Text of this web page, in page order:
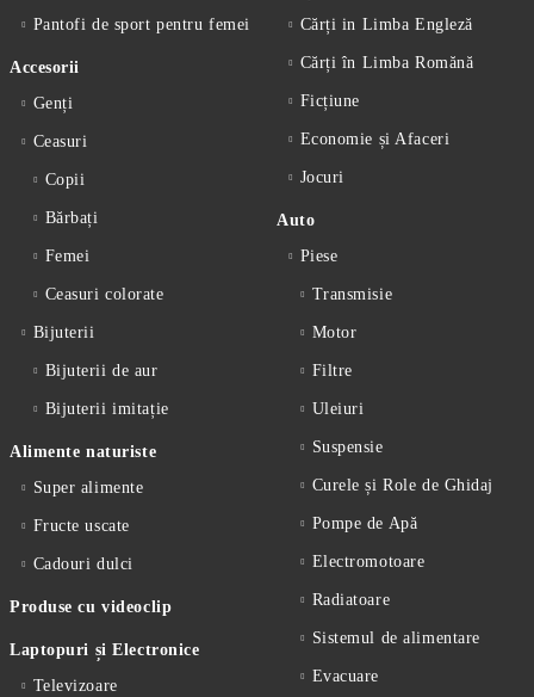
Pantofi de sport pentru femei
Accesorii
Genți
Ceasuri
Copii
Bărbați
Femei
Ceasuri colorate
Bijuterii
Bijuterii de aur
Bijuterii imitație
Alimente naturiste
Super alimente
Fructe uscate
Cadouri dulci
Produse cu videoclip
Laptopuri și Electronice
Televizoare
Cărți in Limba Engleză
Cărți în Limba Romănă
Ficțiune
Economie și Afaceri
Jocuri
Auto
Piese
Transmisie
Motor
Filtre
Uleiuri
Suspensie
Curele și Role de Ghidaj
Pompe de Apă
Electromotoare
Radiatoare
Sistemul de alimentare
Evacuare